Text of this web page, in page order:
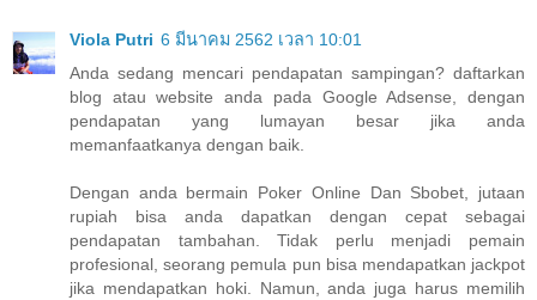
Viola Putri 6 มีนาคม 2562 เวลา 10:01
Anda sedang mencari pendapatan sampingan? daftarkan
blog atau website anda pada Google Adsense, dengan
pendapatan yang lumayan besar jika anda
memanfaatkanya dengan baik.
Dengan anda bermain Poker Online Dan Sbobet, jutaan
rupiah bisa anda dapatkan dengan cepat sebagai
pendapatan tambahan. Tidak perlu menjadi pemain
profesional, seorang pemula pun bisa mendapatkan jackpot
jika mendapatkan hoki. Namun, anda juga harus memilih